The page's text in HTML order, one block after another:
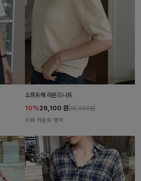
소프트해 라운드니트
10%26,100 원28,900원
리뷰 카운트 영역